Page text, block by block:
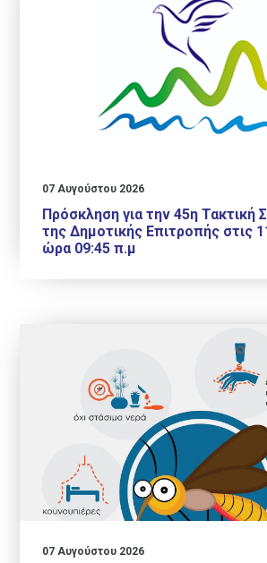
07 Αυγούστου 2026
Πρόσκληση για την 45η Τακτική
της Δημοτικής Επιτροπής στις
ώρα 09:45 π.μ
07 Αυγούστου 2026